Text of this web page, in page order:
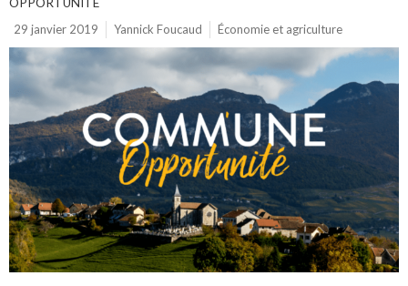
29 janvier 2019
Yannick Foucaud Économie et agriculture